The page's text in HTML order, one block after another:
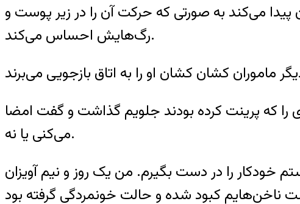
می‌کند به صورتی که حرکت آن را در زیر پوست و
رگ‌هایش احساس می‌کند.
خود می‌گوید: «بازجو دوباره ۲۰۰ ۲۵۰- صفحه کاغذی را که پرینت کرده بودند جلویم گذاشت و گفت امضا
می‌کنی یا نه.
را در دست بگیرم. من یک روز و نیم آویزان